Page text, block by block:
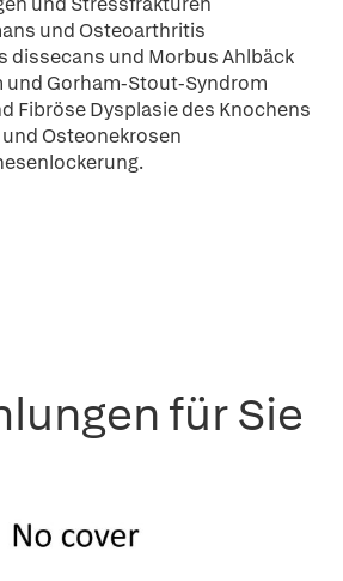
und Osteoarthritis
dissecans und Morbus Ahlbäck
und Gorham-Stout-Syndrom
Fibröse Dysplasie des Knochens
Osteonekrosen
für Sie